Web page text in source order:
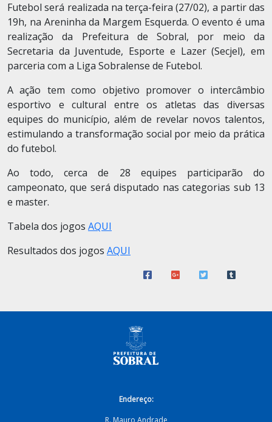
Futebol será realizada na terça-feira (27/02), a partir das
19h, na Areninha da Margem Esquerda. O evento é uma
realização da Prefeitura de Sobral, por meio da
Secretaria da Juventude, Esporte e Lazer (Secjel), em
parceria com a Liga Sobralense de Futebol.
A ação tem como objetivo promover o intercâmbio
esportivo e cultural entre os atletas das diversas
equipes do município, além de revelar novos talentos,
estimulando a transformação social por meio da prática
do futebol.
Ao todo, cerca de 28 equipes participarão do
campeonato, que será disputado nas categorias sub 13
e master.
Tabela dos jogos AQUI
Resultados dos jogos AQUI
Endereço:
R. Mauro Andrade